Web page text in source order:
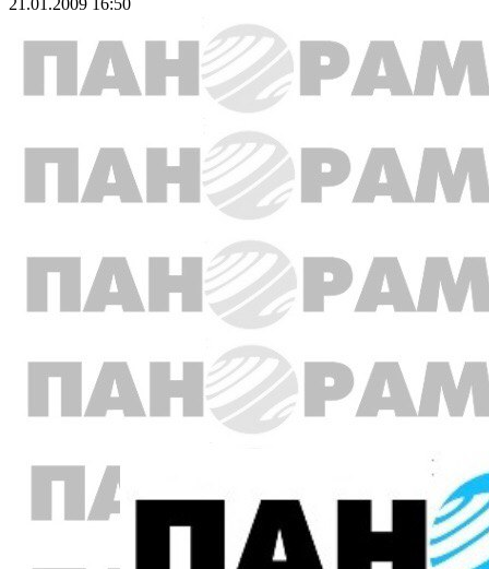
21.01.2009 16:50